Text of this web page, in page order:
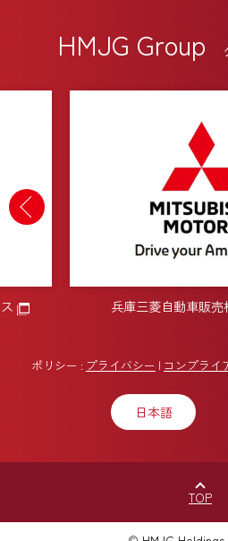
HMJG Group
兵庫三菱自動車販売株式
ポリシー プライバシー コンプライ
日本語